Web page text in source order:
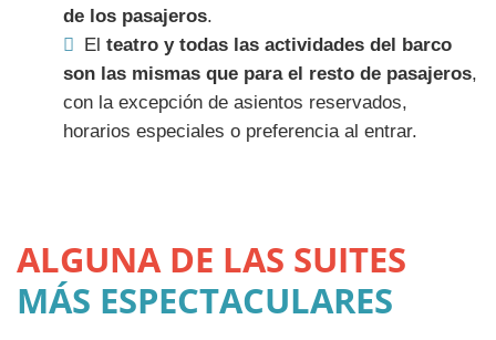
de los pasajeros.
El teatro y todas las actividades del barco
son las mismas que para el resto de pasajeros,
con la excepción de asientos reservados,
horarios especiales o preferencia al entrar.
ALGUNA DE LAS SUITES
MÁS ESPECTACULARES